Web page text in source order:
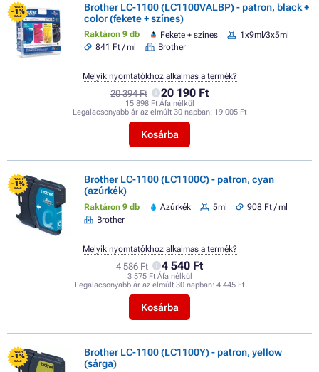
FLASH
- 1%
SALE
Brother LC-1100 (LC1100VALBP) - patron, black +
color (fekete + színes)
Raktáron 9 db Fekete + színes
1x9ml/3x5ml
841 Ft / ml
Brother
20 394 Ft 20 190 Ft
15 898 Ft Áfa nélkül
Legalacsonyabb ár az elmúlt 30 napban: 19 005 Ft
Kosárba
Melyik nyomtatókhoz alkalmas a termék?
FLASH
- 1%
SALE
Brother LC-1100 (LC1100C) - patron, cyan
(azúrkék)
Raktáron 9 db Azúrkék 5ml
908 Ft / ml
Brother
4 586 Ft 4 540 Ft
3 575 Ft Áfa nélkül
Legalacsonyabb ár az elmúlt 30 napban: 4 445 Ft
Kosárba
Melyik nyomtatókhoz alkalmas a termék?
FLASH
- 1%
SALE
Brother LC-1100 (LC1100Y) - patron, yellow
(sárga)